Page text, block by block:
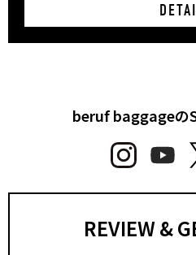
beruf baggageの
REVIEW &